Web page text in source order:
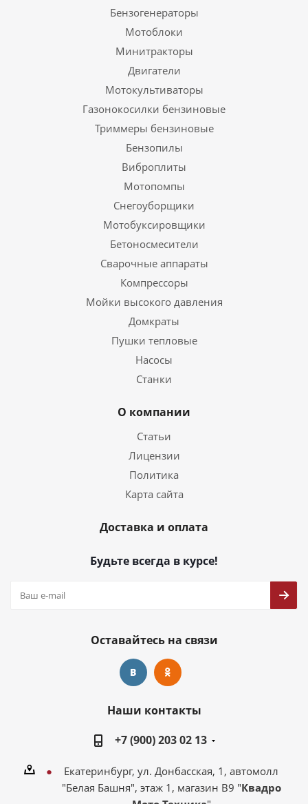
Бензогенераторы
Мотоблоки
Минитракторы
Двигатели
Мотокультиваторы
Газонокосилки бензиновые
Триммеры бензиновые
Бензопилы
Виброплиты
Мотопомпы
Снегоуборщики
Мотобуксировщики
Бетоносмесители
Сварочные аппараты
Компрессоры
Мойки высокого давления
Домкраты
Пушки тепловые
Насосы
Станки
О компании
Статьи
Лицензии
Политика
Карта сайта
Доставка и оплата
Будьте всегда в курсе!
Оставайтесь на связи
Наши контакты
+7 (900) 203 02 13
Екатеринбург, ул. Донбасская, 1, автомолл
"Белая Башня", этаж 1, магазин В9 "Квадро